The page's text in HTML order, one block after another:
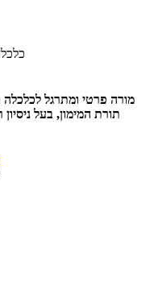
מורה פרטי ומתרגל לכלכלה
תורת המימון, בעל